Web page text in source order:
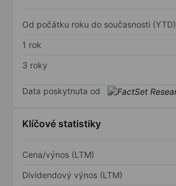
Od počátku roku do současnosti (YTD)
1 rok
3 roky
Data poskytnuta od
Klíčové statistiky
Cena/výnos (LTM)
Dividendový výnos (LTM)